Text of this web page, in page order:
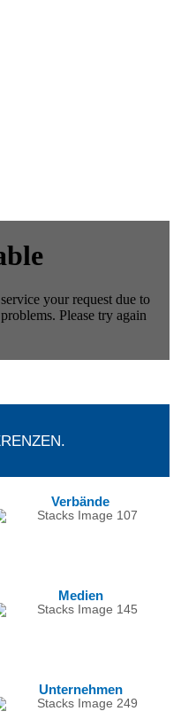
Verbände
Medien
Unternehmen